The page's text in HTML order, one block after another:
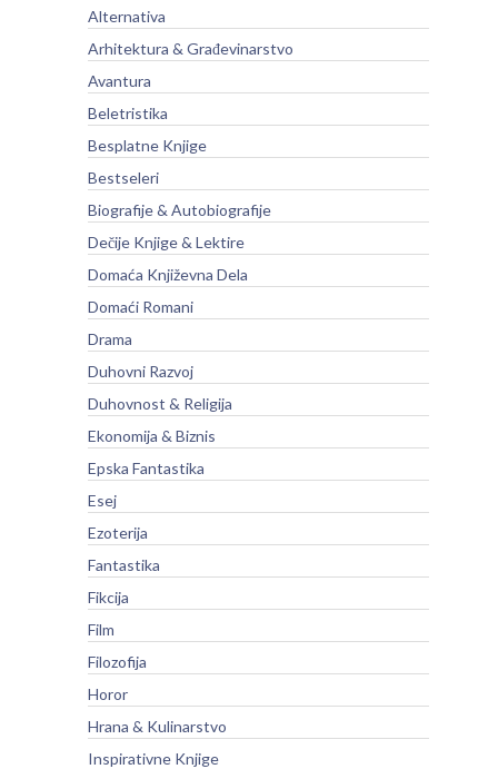
Alternativa
Arhitektura & Građevinarstvo
Avantura
Beletristika
Besplatne Knjige
Bestseleri
Biografije & Autobiografije
Dečije Knjige & Lektire
Domaća Književna Dela
Domaći Romani
Drama
Duhovni Razvoj
Duhovnost & Religija
Ekonomija & Biznis
Epska Fantastika
Esej
Ezoterija
Fantastika
Fikcija
Film
Filozofija
Horor
Hrana & Kulinarstvo
Inspirativne Knjige